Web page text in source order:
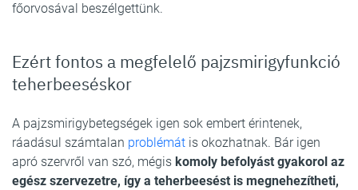
főorvosával beszélgettünk.
Ezért fontos a megfelelő pajzsmirigyfunkció
teherbeeséskor
A pajzsmirigybetegségek igen sok embert érintenek,
ráadásul számtalan problémát is okozhatnak. Bár igen
apró szervről van szó, mégis komoly befolyást gyakorol az
egész szervezetre, így a teherbeesést is megnehezítheti,